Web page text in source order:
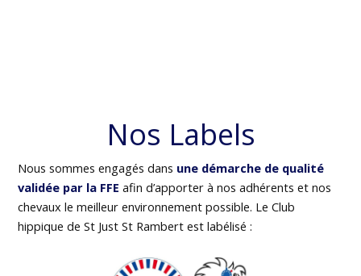
Nos Labels
Nous sommes engagés dans une démarche de qualité
validée par la FFE afin d’apporter à nos adhérents et nos
chevaux le meilleur environnement possible. Le Club
hippique de St Just St Rambert est labélisé :